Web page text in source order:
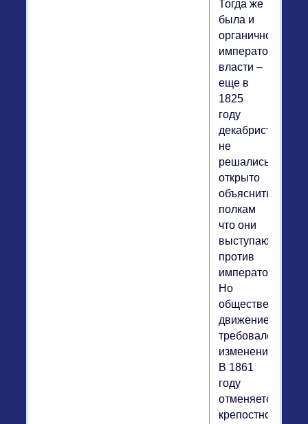
Тогда же
была и
органичность
императорской
власти –
еще в
1825
году
декабристы
не
решались
открыто
объяснить
полкам
что они
выступают
против
императора.
Но
общественное
движение
требовало
изменений.
В 1861
году
отменяется
крепостное